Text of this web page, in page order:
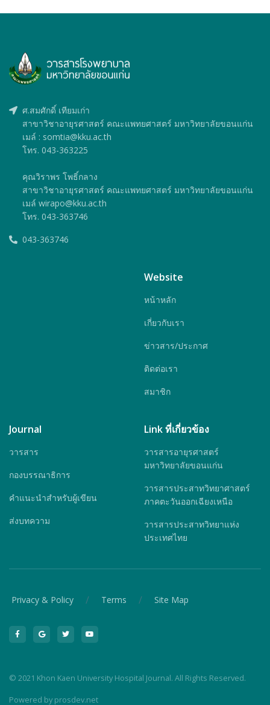
ศ.สมศักดิ์ เทียมเก่า
สาขาวิชาอายุรศาสตร์ คณะแพทยศาสตร์ มหาวิทยาลัยขอนแก่น
เมล์ : somtia@kku.ac.th
โทร. 043-363225
คุณวิราพร โพธิ์กลาง
สาขาวิชาอายุรศาสตร์ คณะแพทยศาสตร์ มหาวิทยาลัยขอนแก่น
เมล์ wirapo@kku.ac.th
โทร. 043-363746
043-363746
Website
หน้าหลัก
เกี่ยวกับเรา
ข่าวสาร/ประกาศ
ติดต่อเรา
สมาชิก
Journal
วารสาร
กองบรรณาธิการ
คำแนะนำสำหรับผู้เขียน
ส่งบทความ
Link ที่เกี่ยวข้อง
วารสารอายุรศาสตร์
มหาวิทยาลัยขอนแก่น
วารสารประสาทวิทยาศาสตร์
ภาคตะวันออกเฉียงเหนือ
วารสารประสาทวิทยาแห่ง
ประเทศไทย
Privacy & Policy / Terms / Site Map
© 2021 Khon Kaen University Hospital Journal. All Rights Reserved.
Powered by prosdev.net